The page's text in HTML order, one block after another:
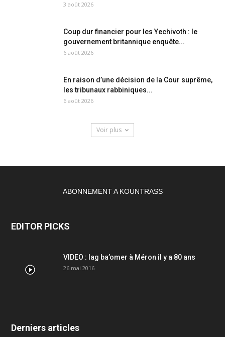
3 août 2026
Coup dur financier pour les Yechivoth : le
gouvernement britannique enquête...
6 août 2026
En raison d’une décision de la Cour suprême,
les tribunaux rabbiniques...
6 août 2026
Voir plus
ABONNEMENT A KOUNTRASS
EDITOR PICKS
VIDEO : lag ba’omer à Méron il y a 80 ans
26 mai 2016
Derniers articles